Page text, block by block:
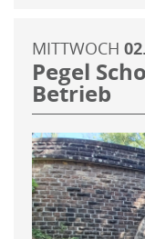
MITTWOCH
Pegel
Betrieb